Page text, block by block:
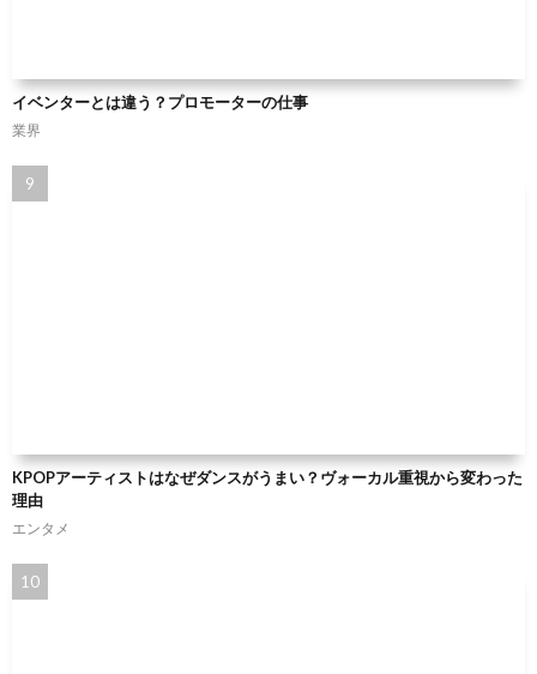
イベンターとは違う？プロモーターの仕事
業界
KPOPアーティストはなぜダンスがうまい？ヴォーカル重視から変わった
理由
エンタメ